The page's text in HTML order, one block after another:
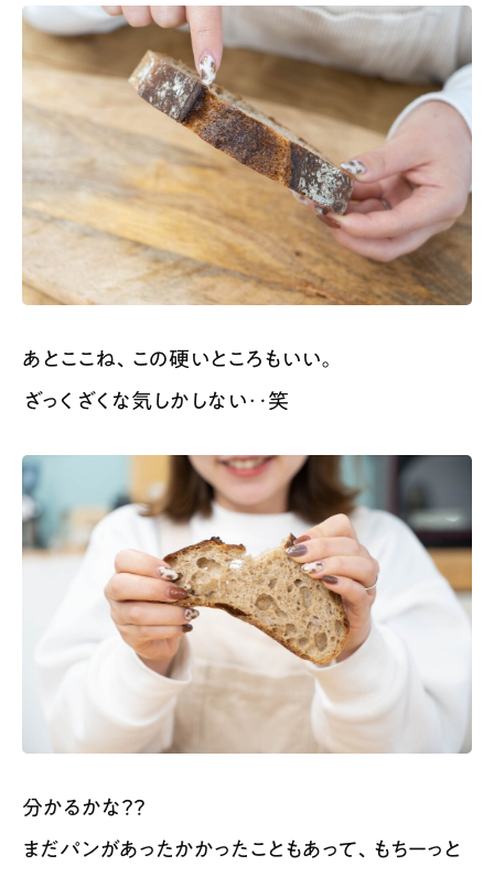
あとここね、この硬いところもいい。
ざっくざくな気しかしない‥笑
分かるかな？？
まだパンがあったかかったこともあって、もちーっと